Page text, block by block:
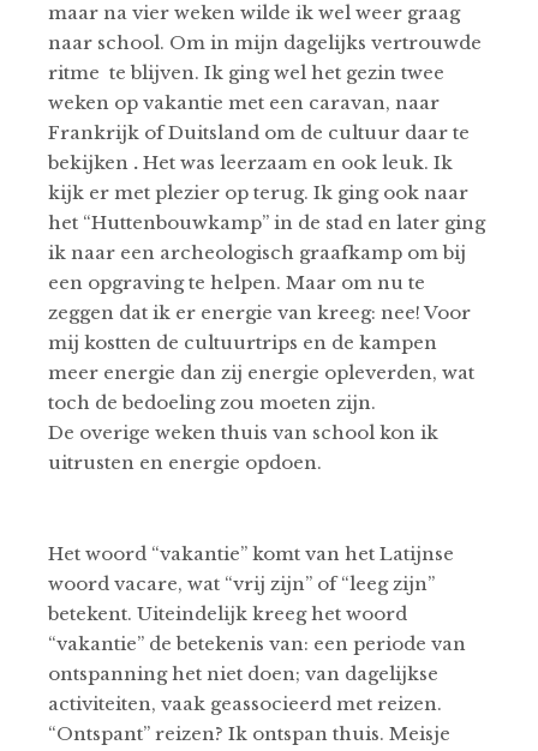
maar na vier weken wilde ik wel weer graag
naar school. Om in mijn dagelijks vertrouwde
ritme te blijven. Ik ging wel het gezin twee
weken op vakantie met een caravan, naar
Frankrijk of Duitsland om de cultuur daar te
bekijken . Het was leerzaam en ook leuk. Ik
kijk er met plezier op terug. Ik ging ook naar
het “Huttenbouwkamp” in de stad en later ging
ik naar een archeologisch graafkamp om bij
een opgraving te helpen. Maar om nu te
zeggen dat ik er energie van kreeg: nee! Voor
mij kostten de cultuurtrips en de kampen
meer energie dan zij energie opleverden, wat
toch de bedoeling zou moeten zijn.
De overige weken thuis van school kon ik
uitrusten en energie opdoen.
Het woord “vakantie” komt van het Latijnse
woord vacare, wat “vrij zijn” of “leeg zijn”
betekent. Uiteindelijk kreeg het woord
“vakantie” de betekenis van: een periode van
ontspanning het niet doen; van dagelijkse
activiteiten, vaak geassocieerd met reizen.
“Ontspant” reizen? Ik ontspan thuis. Meisje